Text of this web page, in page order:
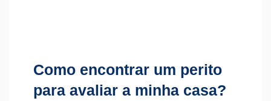
Como encontrar um perito
para avaliar a minha casa?